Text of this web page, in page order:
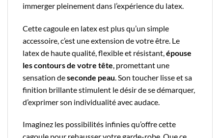
immerger pleinement dans l’expérience du latex.
Cette cagoule en latex est plus qu’un simple
accessoire, c’est une extension de votre être. Le
latex de haute qualité, flexible et résistant, épouse
les contours de votre tête , promettant une
sensation deseconde peau . Son toucher lisse et sa
finition brillante stimulent le désir de se démarquer,
d’exprimer son individualité avec audace.
Imaginez les possibilités infinies qu’offre cette